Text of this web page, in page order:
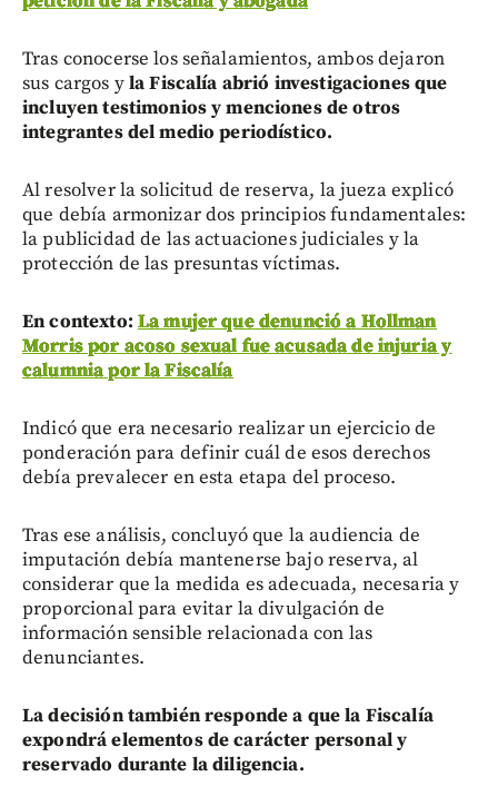
Tras conocerse los señalamientos, ambos dejaron
sus cargos yla Fiscalía abrió investigaciones que
incluyen testimonios y menciones de otros
integrantes del medio periodístico.
Al resolver la solicitud de reserva, la jueza explicó
que debía armonizar dos principios fundamentales:
la publicidad de las actuaciones judiciales y la
protección de las presuntas víctimas.
En contexto: La mujer que denunció a Hollman
Morris por acoso sexual fue acusada de injuria y
calumnia por la Fiscalía
Indicó que era necesario realizar un ejercicio de
ponderación para definir cuál de esos derechos
debía prevalecer en esta etapa del proceso.
Tras ese análisis, concluyó que la audiencia de
imputación debía mantenerse bajo reserva, al
considerar que la medida es adecuada, necesaria y
proporcional para evitar la divulgación de
información sensible relacionada con las
denunciantes.
La decisión también responde a que la Fiscalía
expondrá elementos de carácter personal y
reservado durante la diligencia.